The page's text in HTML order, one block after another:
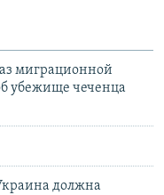
миграционной
убежище чеченца
должна